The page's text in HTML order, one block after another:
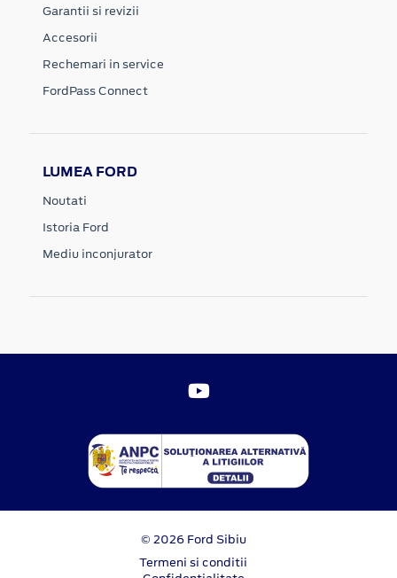
Garantii si revizii
Accesorii
Rechemari in service
FordPass Connect
LUMEA FORD
Noutati
Istoria Ford
Mediu inconjurator
© 2026 Ford Sibiu
Termeni si conditii